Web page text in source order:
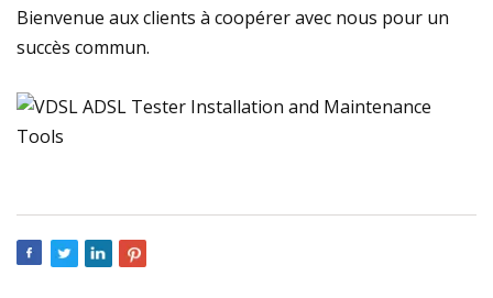
Bienvenue aux clients à coopérer avec nous pour un
succès commun.